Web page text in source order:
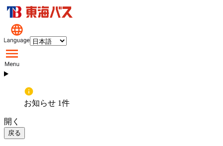
お知らせ 1件
開く
戻る